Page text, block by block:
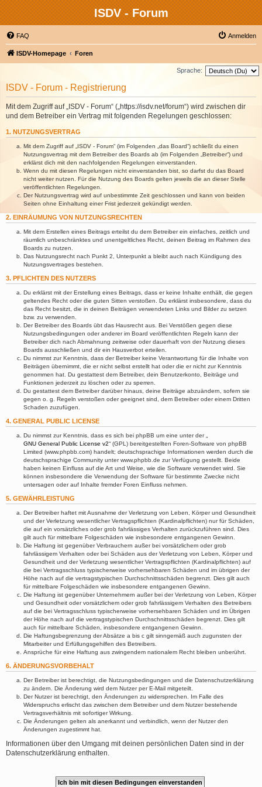
ISDV - Forum
FAQ Anmelden
ISDV-Homepage Foren
Sprache:
ISDV - Forum - Registrierung
Mit dem Zugriff auf „ISDV - Forum“ („https://isdv.net/forum“) wird zwischen dir
und dem Betreiber ein Vertrag mit folgenden Regelungen geschlossen:
1. NUTZUNGSVERTRAG
Mit dem Zugriff auf „ISDV - Forum“ (im Folgenden „das Board“) schließt du einen
Nutzungsvertrag mit dem Betreiber des Boards ab (im Folgenden „Betreiber“) und
erklärst dich mit den nachfolgenden Regelungen einverstanden.
Wenn du mit diesen Regelungen nicht einverstanden bist, so darfst du das Board
nicht weiter nutzen. Für die Nutzung des Boards gelten jeweils die an dieser Stelle
veröffentlichten Regelungen.
Der Nutzungsvertrag wird auf unbestimmte Zeit geschlossen und kann von beiden
Seiten ohne Einhaltung einer Frist jederzeit gekündigt werden.
2. EINRÄUMUNG VON NUTZUNGSRECHTEN
Mit dem Erstellen eines Beitrags erteilst du dem Betreiber ein einfaches, zeitlich und
räumlich unbeschränktes und unentgeltliches Recht, deinen Beitrag im Rahmen des
Boards zu nutzen.
Das Nutzungsrecht nach Punkt 2, Unterpunkt a bleibt auch nach Kündigung des
Nutzungsvertrages bestehen.
3. PFLICHTEN DES NUTZERS
Du erklärst mit der Erstellung eines Beitrags, dass er keine Inhalte enthält, die gegen
geltendes Recht oder die guten Sitten verstoßen. Du erklärst insbesondere, dass du
das Recht besitzt, die in deinen Beiträgen verwendeten Links und Bilder zu setzen
bzw. zu verwenden.
Der Betreiber des Boards übt das Hausrecht aus. Bei Verstößen gegen diese
Nutzungsbedingungen oder anderer im Board veröffentlichten Regeln kann der
Betreiber dich nach Abmahnung zeitweise oder dauerhaft von der Nutzung dieses
Boards ausschließen und dir ein Hausverbot erteilen.
Du nimmst zur Kenntnis, dass der Betreiber keine Verantwortung für die Inhalte von
Beiträgen übernimmt, die er nicht selbst erstellt hat oder die er nicht zur Kenntnis
genommen hat. Du gestattest dem Betreiber, dein Benutzerkonto, Beiträge und
Funktionen jederzeit zu löschen oder zu sperren.
Du gestattest dem Betreiber darüber hinaus, deine Beiträge abzuändern, sofern sie
gegen o. g. Regeln verstoßen oder geeignet sind, dem Betreiber oder einem Dritten
Schaden zuzufügen.
4. GENERAL PUBLIC LICENSE
Du nimmst zur Kenntnis, dass es sich bei phpBB um eine unter der „
GNU General Public License v2“ (GPL) bereitgestellten Foren-Software von phpBB
Limited (www.phpbb.com) handelt; deutschsprachige Informationen werden durch die
deutschsprachige Community unter www.phpbb.de zur Verfügung gestellt. Beide
haben keinen Einfluss auf die Art und Weise, wie die Software verwendet wird. Sie
können insbesondere die Verwendung der Software für bestimmte Zwecke nicht
untersagen oder auf Inhalte fremder Foren Einfluss nehmen.
5. GEWÄHRLEISTUNG
Der Betreiber haftet mit Ausnahme der Verletzung von Leben, Körper und Gesundheit
und der Verletzung wesentlicher Vertragspflichten (Kardinalpflichten) nur für Schäden,
die auf ein vorsätzliches oder grob fahrlässiges Verhalten zurückzuführen sind. Dies
gilt auch für mittelbare Folgeschäden wie insbesondere entgangenen Gewinn.
Die Haftung ist gegenüber Verbrauchern außer bei vorsätzlichem oder grob
fahrlässigem Verhalten oder bei Schäden aus der Verletzung von Leben, Körper und
Gesundheit und der Verletzung wesentlicher Vertragspflichten (Kardinalpflichten) auf
die bei Vertragsschluss typischerweise vorhersehbaren Schäden und im übrigen der
Höhe nach auf die vertragstypischen Durchschnittsschäden begrenzt. Dies gilt auch
für mittelbare Folgeschäden wie insbesondere entgangenen Gewinn.
Die Haftung ist gegenüber Unternehmern außer bei der Verletzung von Leben, Körper
und Gesundheit oder vorsätzlichem oder grob fahrlässigem Verhalten des Betreibers
auf die bei Vertragsschluss typischerweise vorhersehbaren Schäden und im Übrigen
der Höhe nach auf die vertragstypischen Durchschnittsschäden begrenzt. Dies gilt
auch für mittelbare Schäden, insbesondere entgangenen Gewinn.
Die Haftungsbegrenzung der Absätze a bis c gilt sinngemäß auch zugunsten der
Mitarbeiter und Erfüllungsgehilfen des Betreibers.
Ansprüche für eine Haftung aus zwingendem nationalem Recht bleiben unberührt.
6. ÄNDERUNGSVORBEHALT
Der Betreiber ist berechtigt, die Nutzungsbedingungen und die Datenschutzerklärung
zu ändern. Die Änderung wird dem Nutzer per E-Mail mitgeteilt.
Der Nutzer ist berechtigt, den Änderungen zu widersprechen. Im Falle des
Widerspruchs erlischt das zwischen dem Betreiber und dem Nutzer bestehende
Vertragsverhältnis mit sofortiger Wirkung.
Die Änderungen gelten als anerkannt und verbindlich, wenn der Nutzer den
Änderungen zugestimmt hat.
Informationen über den Umgang mit deinen persönlichen Daten sind in der
Datenschutzerklärung enthalten.